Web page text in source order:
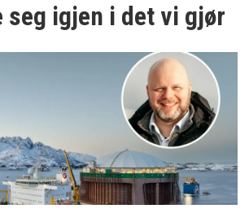
seg igjen i det vi gjør